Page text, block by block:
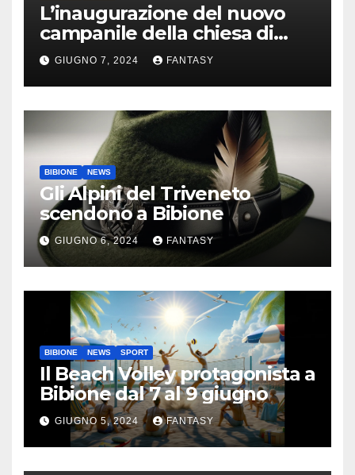
L’inaugurazione del nuovo
campanile della chiesa di
Santa Maria Assunta di
Bibione
GIUGNO 7, 2024 FANTASY
BIBIONE NEWS
Gli Alpini del Triveneto
scendono a Bibione
GIUGNO 6, 2024 FANTASY
BIBIONE NEWS SPORT
Il Beach Volley protagonista a
Bibione dal 7 al 9 giugno
GIUGNO 5, 2024 FANTASY